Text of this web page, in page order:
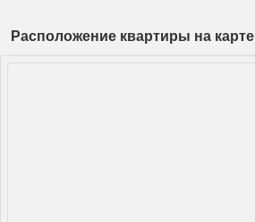
Расположение квартиры на карте